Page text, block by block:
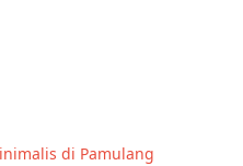
di Pamulang